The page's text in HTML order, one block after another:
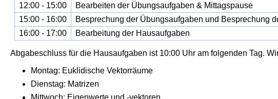
12:00 - 15:00
Bearbeiten der Übungsaufgaben & Mittagspause
15:00 - 16:00
Besprechung der Übungsaufgaben und Besprechung
16:00 - 17:00
Bearbeitung der Hausaufgaben
Abgabeschluss für die Hausaufgaben ist 10:00 Uhr am folgenden Tag.
Montag: Euklidische Vektorräume
Dienstag: Matrizen
Mittwoch: Eigenwerte und -vektoren